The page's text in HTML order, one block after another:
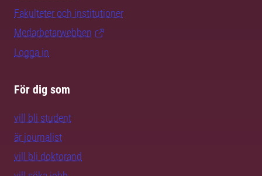
Fakulteter och institutioner
Medarbetarwebben
Logga in
För dig som
vill bli student
är journalist
vill bli doktorand